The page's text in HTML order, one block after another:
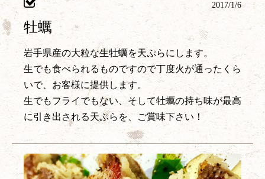
2017/1/6
牡蠣
岩手県産の大粒な生牡蠣を天ぷらにします。
生でも食べられるものですので丁度火が通ったくら
いで、お客様に提供します。
生でもフライでもない、そして牡蠣の持ち味が最高
に引き出される天ぷらを、ご賞味下さい！